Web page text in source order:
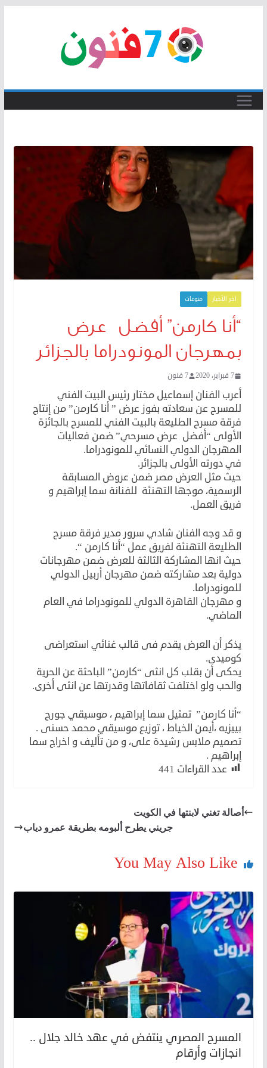
اخر الأخبار منوعات
“أنا كارمن” أفضل عرض
بمهرجان المونودراما بالجزائر
7 فبراير، 2020 7 فنون
أعرب الفنان إسماعيل مختار رئيس البيت الفني
للمسرح عن سعادته بفوز عرض ” أنا كارمن” من إنتاج
فرقة مسرح الطليعة بالبيت الفني للمسرح بالجائزة
الأولى “أفضل عرض مسرحي” ضمن فعاليات
المهرجان الدولي النسائي للمونودراما.
في دورته الأولى بالجزائر.
حيث مثل العرض مصر ضمن عروض المسابقة
الرسمية، موجها التهنئة للفنانة سما إبراهيم و
فريق العمل.
و قد وجه الفنان شادي سرور مدير فرقة مسرح
الطليعة التهنئة لفريق عمل “أنا كارمن “.
حيث انها المشاركة الثالثة للعرض ضمن مهرجانات
دولية بعد مشاركته ضمن مهرجان أربيل الدولي
للمونودراما.
و مهرجان القاهرة الدولي للمونودراما في العام
الماضي.
يذكر أن العرض يقدم فى قالب غنائي استعراضى
كوميدى.
يحكى أن بقلب كل انثى “كارمن” الباحثة عن الحرية
والحب ولو اختلفت ثقافاتها وقدرتها عن انثى أخرى.
“أنا كارمن” تمثيل سما إبراهيم ، موسيقي جورج
بييزيه ،أيمن الخياط ، توزيع موسيقي محمد حسنى .
تصميم ملابس رشيدة على، و من تأليف و اخراج سما
إبراهيم .
عدد القراءات 441
أصالة تغني لابنتها في الكويت
جريني يطرح ألبومه بطريقة عمرو دياب
You May Also Like
المسرح المصري ينتفض في عهد خالد جلال ..
انجازات وأرقام